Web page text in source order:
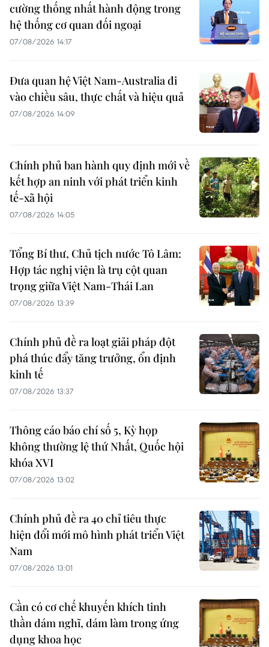
cường thống nhất hành động trong
hệ thống cơ quan đối ngoại
07/08/2026 14:17
Đưa quan hệ Việt Nam-Australia đi
vào chiều sâu, thực chất và hiệu quả
07/08/2026 14:09
Chính phủ ban hành quy định mới về
kết hợp an ninh với phát triển kinh
tế-xã hội
07/08/2026 14:05
Tổng Bí thư, Chủ tịch nước Tô Lâm:
Hợp tác nghị viện là trụ cột quan
trọng giữa Việt Nam-Thái Lan
07/08/2026 13:39
Chính phủ đề ra loạt giải pháp đột
phá thúc đẩy tăng trưởng, ổn định
kinh tế
07/08/2026 13:37
Thông cáo báo chí số 5, Kỳ họp
không thường lệ thứ Nhất, Quốc hội
khóa XVI
07/08/2026 13:02
Chính phủ đề ra 40 chỉ tiêu thực
hiện đổi mới mô hình phát triển Việt
Nam
07/08/2026 13:01
Cần có cơ chế khuyến khích tinh
thần dám nghĩ, dám làm trong ứng
dụng khoa học